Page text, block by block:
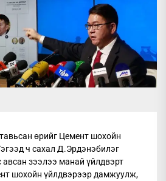
өрийг Цемент шохойн
ч сахал Д.Эрдэнэбилэг
зээлээ манай үйлдвэрт
шохойн үйлдвэрээр дамжуулж,